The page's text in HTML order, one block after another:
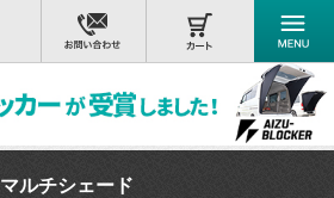
マルチシェード